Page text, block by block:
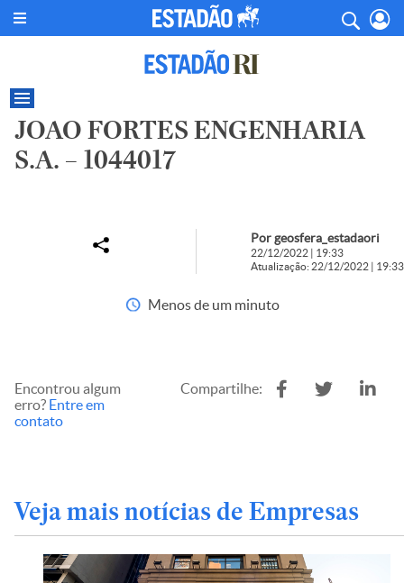
JOAO FORTES ENGENHARIA
S.A. – 1044017
Por geosfera_estadaori
22/12/2022 | 19:33
Atualização: 22/12/2022 | 19:33
Menos de um minuto
Encontrou algum
erro? Entre em
contato
Compartilhe:
Veja mais notícias de Empresas